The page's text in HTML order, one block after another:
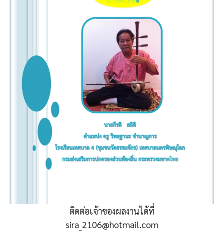
ติดต่อเจ้าของผลงานได้ที่
sira_2106@hotmail.com